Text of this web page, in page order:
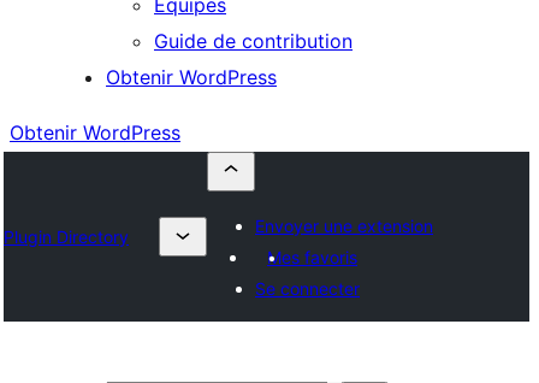
Équipes
Guide de contribution
Obtenir WordPress
Obtenir WordPress
Plugin Directory
Envoyer une extension
Mes favoris
Se connecter